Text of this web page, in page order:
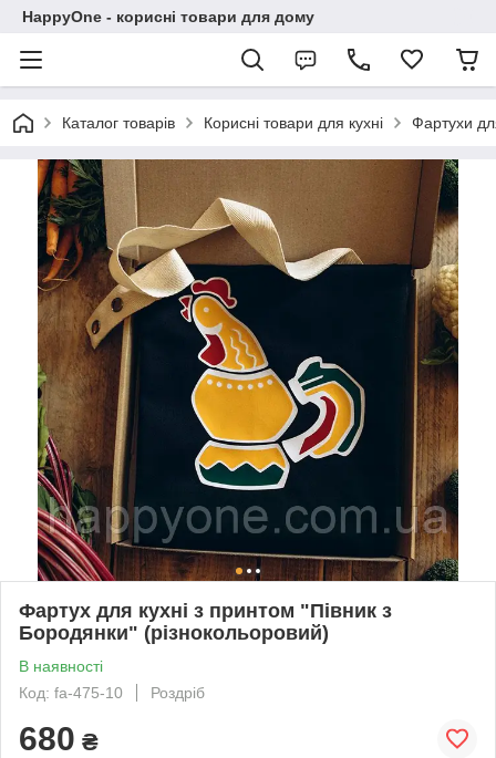
HappyOne - корисні товари для дому
Каталог товарів Корисні товари для кухні Фартухи
Фартух для кухні з принтом "Півник з
Бородянки" (різнокольоровий)
В наявності
Код: fa-475-10
Роздріб
680 ₴